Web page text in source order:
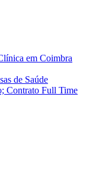
em Coimbra
de Saúde
Contrato Full Time